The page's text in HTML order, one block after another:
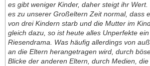
es gibt weniger Kinder, daher steigt ihr Wert.
es zu unserer Großeltern Zeit normal, dass
von drei Kindern starb und die Mutter im
gleich dazu, so ist heute alles Unperfekte ein
Riesendrama. Was häufig allerdings von
an die Eltern herangetragen wird, durch
Blicke der anderen Eltern, durch Medien, die